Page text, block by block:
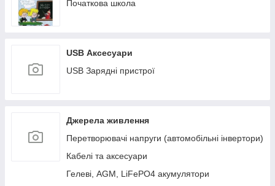
Початкова школа
USB Аксесуари
USB Зарядні пристрої
Джерела живлення
Перетворювачі напруги (автомобільні інвертори)
Кабелі та аксесуари
Гелеві, AGM, LiFePO4 акумулятори